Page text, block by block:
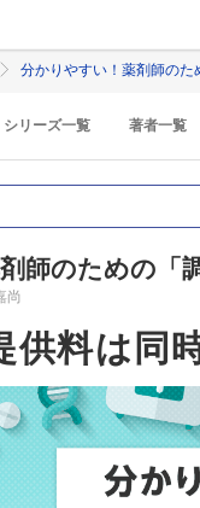
分かりやすい！薬剤師のた
シリーズ一覧 著者一覧
師のための「
尚
供料は同